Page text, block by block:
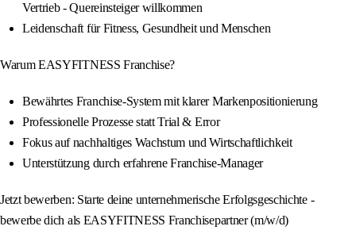
Vertrieb - Quereinsteiger willkommen
Leidenschaft für Fitness, Gesundheit und Menschen
Warum EASYFITNESS Franchise?
Bewährtes Franchise-System mit klarer Markenpositionierung
Professionelle Prozesse statt Trial & Error
Fokus auf nachhaltiges Wachstum und Wirtschaftlichkeit
Unterstützung durch erfahrene Franchise-Manager
Jetzt bewerben: Starte deine unternehmerische Erfolgsgeschichte -
bewerbe dich als EASYFITNESS Franchisepartner (m/w/d)